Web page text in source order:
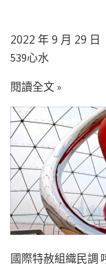
2022 年 9 月 29 日
539心水
閱讀全文 »
國際特赦組織民調